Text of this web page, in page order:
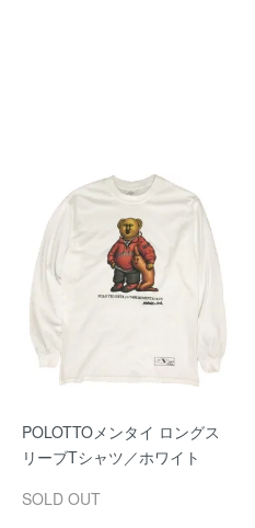
POLOTTOメンタイ ロングス
リーブTシャツ／ホワイト
SOLD OUT